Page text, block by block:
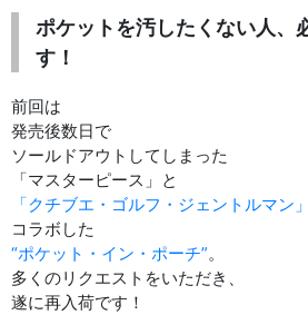
ポケットを汚したくない人、
す！
前回は
発売後数日で
ソールドアウトしてしまった
「マスターピース」と
「クチブエ・ゴルフ・ジェントルマン」
コラボした
“ポケット・イン・ポーチ”。
多くのリクエストをいただき、
遂に再入荷です！